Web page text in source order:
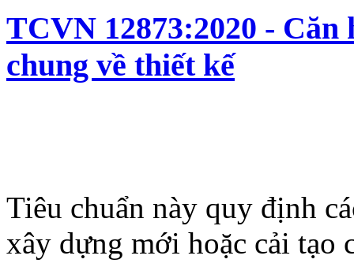
TCVN 12873:2020 -
chung về thiết kế
Tiêu chuẩn này quy định
xây dựng mới hoặc cải tạo